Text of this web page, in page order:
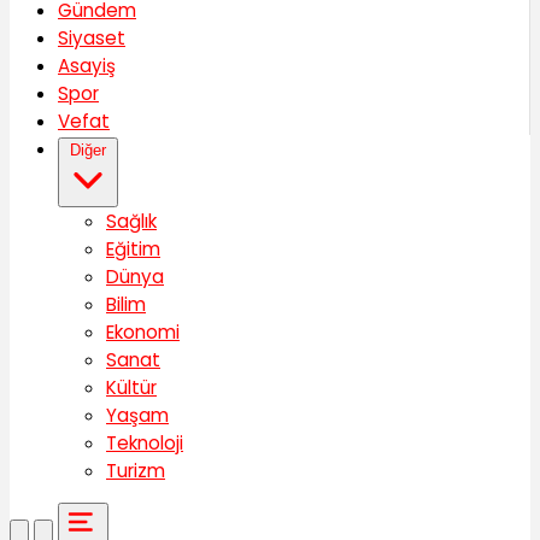
Gündem
Siyaset
Asayiş
Spor
Vefat
Diğer
Sağlık
Eğitim
Dünya
Bilim
Ekonomi
Sanat
Kültür
Yaşam
Teknoloji
Turizm